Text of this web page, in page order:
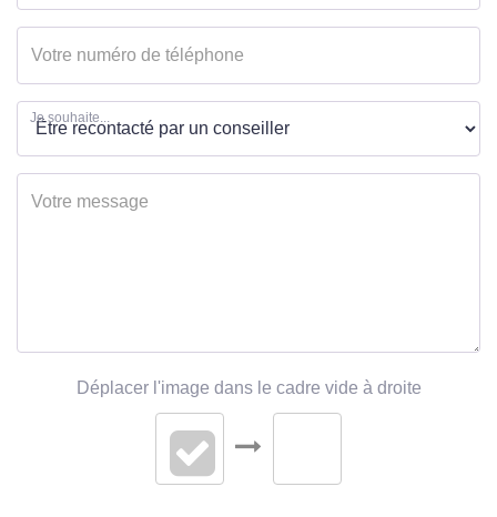
Je souhaite...
Déplacer l'image dans le cadre vide à droite